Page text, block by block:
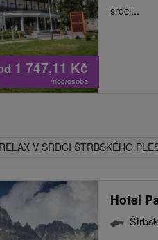
1 747,11 Kč
/noc/osoba
srdci...
V SRDCI ŠTRBSKÉHO
Hotel